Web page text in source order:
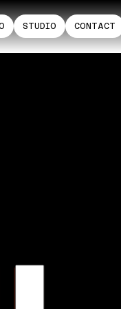
STUDIO CONTACT